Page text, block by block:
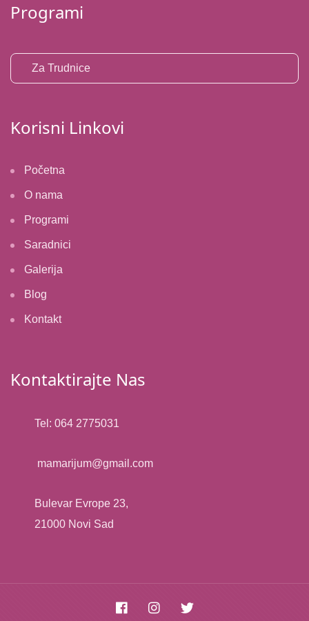
Programi
Za Trudnice
Korisni Linkovi
Početna
O nama
Programi
Saradnici
Galerija
Blog
Kontakt
Kontaktirajte Nas
Tel: 064 2775031
mamarijum@gmail.com​
Bulevar Evrope 23,
21000 Novi Sad